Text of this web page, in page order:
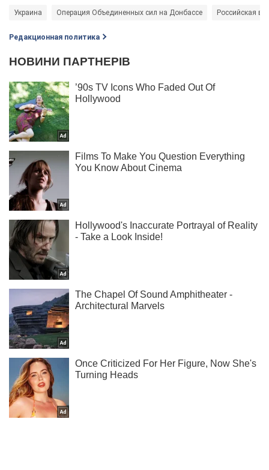
Украина Операция Объединенных сил на Донбассе Российская
Редакционная политика